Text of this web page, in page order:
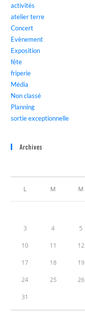
activités
atelier terre
Concert
Evènement
Exposition
fête
friperie
Média
Non classé
Planning
sortie exceptionnelle
Archives
L M M
3 4 5
10 11 12
17 18 19
24 25 26
31